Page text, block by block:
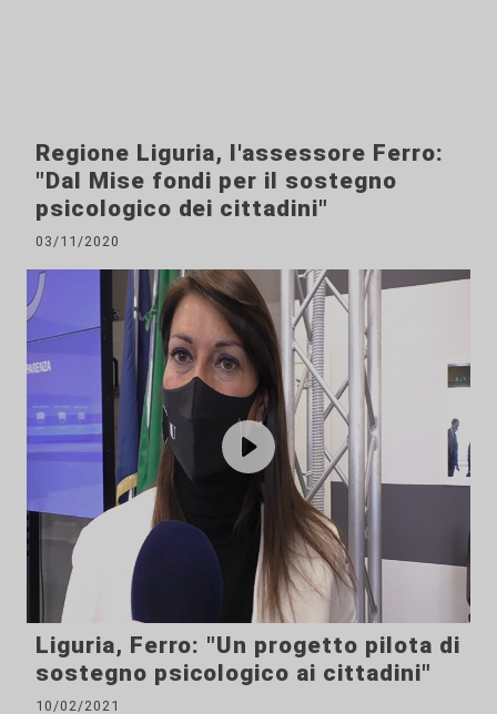
Regione Liguria, l'assessore Ferro:
"Dal Mise fondi per il sostegno
psicologico dei cittadini"
03/11/2020
Liguria, Ferro: "Un progetto pilota di
sostegno psicologico ai cittadini"
10/02/2021